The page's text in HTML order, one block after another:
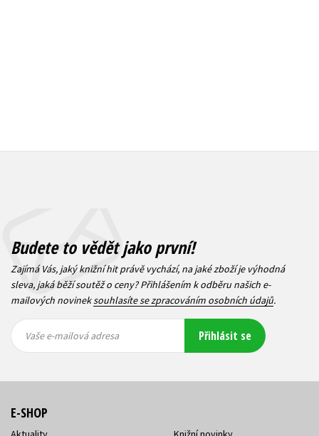
Budete to vědět jako první!
Zajímá Vás, jaký knižní hit právě vychází, na jaké zboží je výhodná
sleva, jaká běží soutěž o ceny? Přihlášením k odběru našich e-
mailových novineksouhlasíte se zpracováním osobních údajů.
mailová
mailová
Vaše e-mailová adresa Přihlásit se
E-SHOP